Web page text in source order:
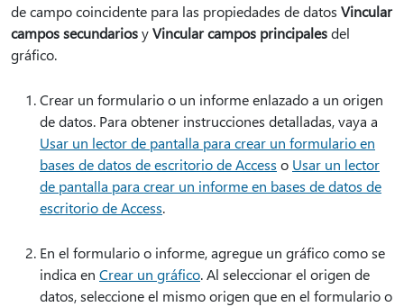
de campo coincidente para las propiedades de datos Vincular
campos secundariosyVincular campos principalesdel
gráfico.
Crear un formulario o un informe enlazado a un origen
de datos. Para obtener instrucciones detalladas, vaya a
Usar un lector de pantalla para crear un formulario en
bases de datos de escritorio de Access o Usar un lector
de pantalla para crear un informe en bases de datos de
escritorio de Access.
En el formulario o informe, agregue un gráfico como se
indica en Crear un gráfico. Al seleccionar el origen de
datos, seleccione el mismo origen que en el formulario o